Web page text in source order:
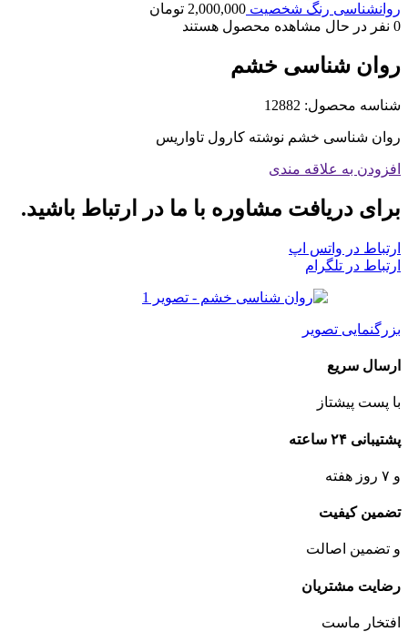
روانشناسی رنگ شخصیت 2,000,000 تومان
0 نفر در حال مشاهده محصول هستند
روان شناسی خشم
شناسه محصول: 12882
روان شناسی خشم نوشته کارول تاواریس
افزودن به علاقه مندی
برای دریافت مشاوره با ما در ارتباط باشید.
ارتباط در واتس اپ
ارتباط در تلگرام
بزرگنمایی تصویر
ارسال سریع
با پست پیشتاز
پشتیبانی ۲۴ ساعته
و ۷ روز هفته
تضمین کیفیت
و تضمین اصالت
رضایت مشتریان
افتخار ماست